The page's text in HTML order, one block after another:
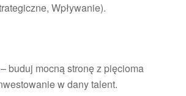
Wpływanie).
– buduj mocną stronę z pięcioma
w dany talent.